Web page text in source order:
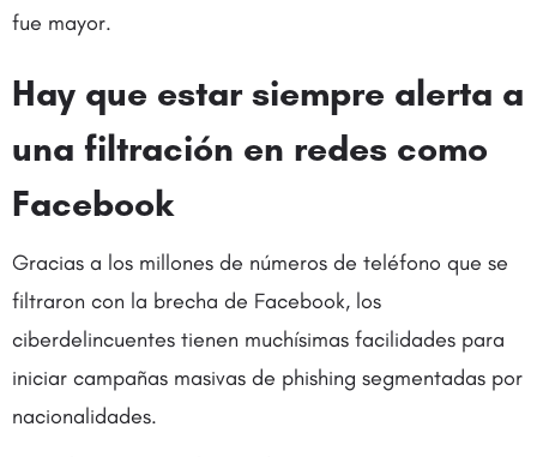
fue mayor.
Hay que estar siempre alerta a
una filtración en redes como
Facebook
Gracias a los millones de números de teléfono que se
filtraron con la brecha de Facebook, los
ciberdelincuentes tienen muchísimas facilidades para
iniciar campañas masivas de phishing segmentadas por
nacionalidades.